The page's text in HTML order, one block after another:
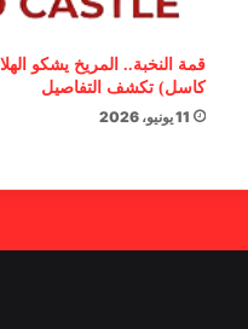
بشأن الأبطال
لجنة الإستئنافات من
قمة النخبة.. المريخ يشكو
كاسل) تكشف التفاصيل
11 يونيو، 2026